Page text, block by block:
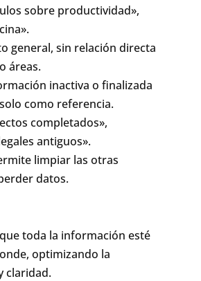
sobre productividad»,
general, sin relación directa
áreas.
inactiva o finalizada
como referencia.
completados»,
antiguos».
limpiar las otras
datos.
toda la información esté
optimizando la
claridad.